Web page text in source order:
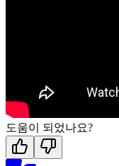
도움이 되었나요?